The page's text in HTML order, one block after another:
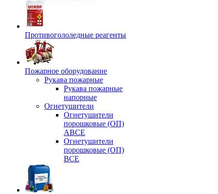
Противогололедные реагенты
Пожарное оборудование
Рукава пожарные
Рукава пожарные
напорные
Огнетушители
Огнетушители
порошковые (ОП)
АВСЕ
Огнетушители
порошковые (ОП)
ВСЕ